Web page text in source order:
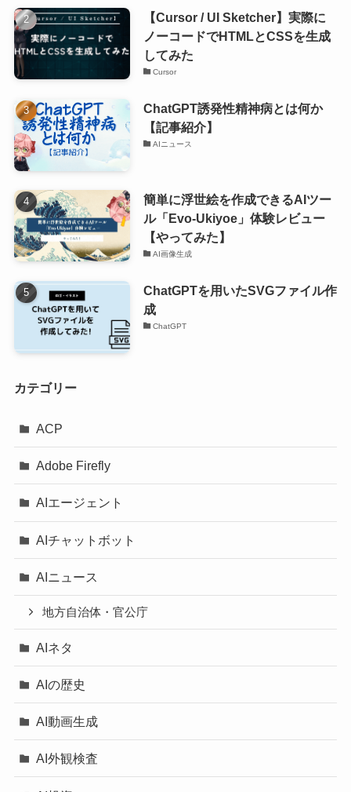
【Cursor / UI Sketcher】実際に
ノーコードでHTMLとCSSを生成
してみた
Cursor
ChatGPT誘発性精神病とは何か
【記事紹介】
AIニュース
簡単に浮世絵を作成できるAIツー
ル「Evo-Ukiyoe」体験レビュー
【やってみた】
AI画像生成
ChatGPTを用いたSVGファイル作
成
ChatGPT
カテゴリー
ACP
Adobe Firefly
AIエージェント
AIチャットボット
AIニュース
地方自治体・官公庁
AIネタ
AIの歴史
AI動画生成
AI外観検査